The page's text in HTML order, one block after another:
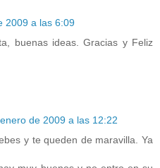
2009 a las 6:09
buenas ideas. Gracias y Feliz
de 2009 a las 12:22
y te queden de maravilla. Ya